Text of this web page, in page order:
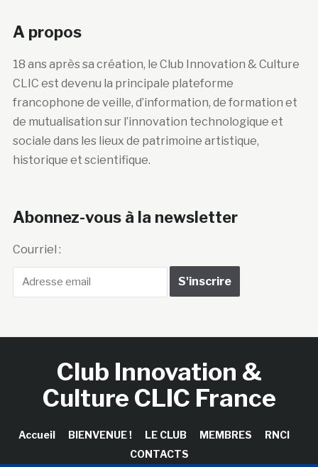
A propos
18 ans après sa création, le Club Innovation & Culture
CLIC est devenu la principale plateforme
francophone de veille, d’information, de formation et
de mutualisation sur l’innovation technologique et
sociale dans les lieux de patrimoine artistique,
historique et scientifique.
Abonnez-vous à la newsletter
Courriel :
Club Innovation &
Culture CLIC France
Accueil BIENVENUE ! LE CLUB MEMBRES
RNCI
CONTACTS